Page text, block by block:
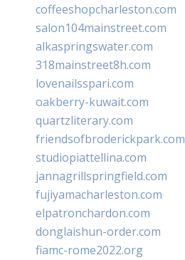
coffeeshopcharleston.com
salon104mainstreet.com
alkaspringswater.com
318mainstreet8h.com
lovenailsspari.com
oakberry-kuwait.com
quartzliterary.com
friendsofbroderickpark.com
studiopiattellina.com
jannagrillspringfield.com
fujiyamacharleston.com
elpatronchardon.com
donglaishun-order.com
fiamc-rome2022.org